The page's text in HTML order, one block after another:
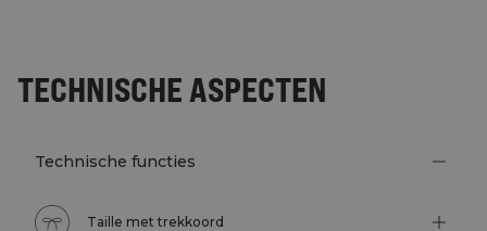
TECHNISCHE ASPECTEN
Technische functies
Taille met trekkoord